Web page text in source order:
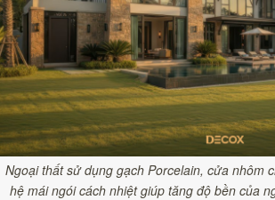
Ngoại thất sử dụng gạch Porcelain, cửa nhôm
hệ mái ngói cách nhiệt giúp tăng độ bền của